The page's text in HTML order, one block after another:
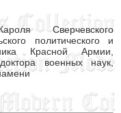
Сверчевского
политического и
Красной Армии,
военных наук,